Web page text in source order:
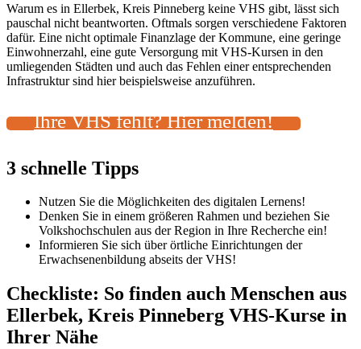
Warum es in Ellerbek, Kreis Pinneberg keine VHS gibt, lässt sich
pauschal nicht beantworten. Oftmals sorgen verschiedene Faktoren
dafür. Eine nicht optimale Finanzlage der Kommune, eine geringe
Einwohnerzahl, eine gute Versorgung mit VHS-Kursen in den
umliegenden Städten und auch das Fehlen einer entsprechenden
Infrastruktur sind hier beispielsweise anzuführen.
Ihre VHS fehlt? Hier melden!
3 schnelle Tipps
Nutzen Sie die Möglichkeiten des digitalen Lernens!
Denken Sie in einem größeren Rahmen und beziehen Sie
Volkshochschulen aus der Region in Ihre Recherche ein!
Informieren Sie sich über örtliche Einrichtungen der
Erwachsenenbildung abseits der VHS!
Checkliste: So finden auch Menschen aus
Ellerbek, Kreis Pinneberg VHS-Kurse in
Ihrer Nähe